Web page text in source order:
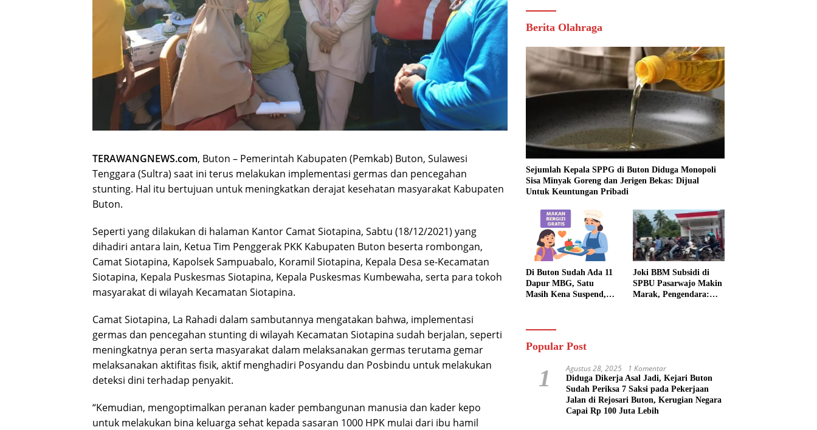
TERAWANGNEWS.com, Buton – Pemerintah Kabupaten (Pemkab) Buton, Sulawesi
Tenggara (Sultra) saat ini terus melakukan implementasi germas dan pencegahan
stunting. Hal itu bertujuan untuk meningkatkan derajat kesehatan masyarakat Kabupaten
Buton.
Seperti yang dilakukan di halaman Kantor Camat Siotapina, Sabtu (18/12/2021) yang
dihadiri antara lain, Ketua Tim Penggerak PKK Kabupaten Buton beserta rombongan,
Camat Siotapina, Kapolsek Sampuabalo, Koramil Siotapina, Kepala Desa se-Kecamatan
Siotapina, Kepala Puskesmas Siotapina, Kepala Puskesmas Kumbewaha, serta para tokoh
masyarakat di wilayah Kecamatan Siotapina.
Camat Siotapina, La Rahadi dalam sambutannya mengatakan bahwa, implementasi
germas dan pencegahan stunting di wilayah Kecamatan Siotapina sudah berjalan, seperti
meningkatnya peran serta masyarakat dalam melaksanakan germas terutama gemar
melaksanakan aktifitas fisik, aktif menghadiri Posyandu dan Posbindu untuk melakukan
deteksi dini terhadap penyakit.
“Kemudian, mengoptimalkan peranan kader pembangunan manusia dan kader kepo
untuk melakukan bina keluarga sehat kepada sasaran 1000 HPK mulai dari ibu hamil
Berita Olahraga
Sejumlah Kepala SPPG di Buton Diduga Monopoli
Sisa Minyak Goreng dan Jerigen Bekas: Dijual
Untuk Keuntungan Pribadi
Di Buton Sudah Ada 11
Dapur MBG, Satu
Masih Kena Suspend,
Joki BBM Subsidi di
SPBU Pasarwajo Makin
Marak, Pengendara:
Popular Post
1 Agustus 28, 2025 1 Komentar
Diduga Dikerja Asal Jadi, Kejari Buton
Sudah Periksa 7 Saksi pada Pekerjaan
Jalan di Rejosari Buton, Kerugian Negara
Capai Rp 100 Juta Lebih